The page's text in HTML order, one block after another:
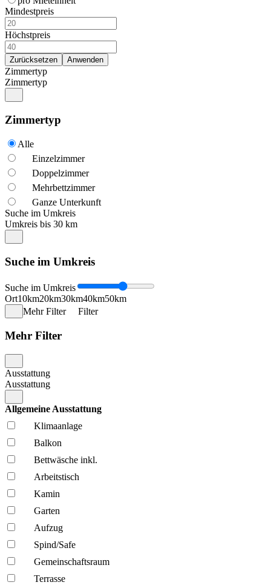
Mindestpreis
Höchstpreis
Zimmertyp
Zimmertyp
Zimmertyp
Alle
Einzelzimmer
Doppelzimmer
Mehrbettzimmer
Ganze Unterkunft
Suche im Umkreis
Umkreis bis 30 km
Suche im Umkreis
Suche im Umkreis
Ort10km20km30km40km50km
Mehr Filter
Filter
Mehr Filter
Ausstattung
Ausstattung
Allgemeine Ausstattung
Klima­anlage
Balkon
Bettwäsche inkl.
Arbeitstisch
Kamin
Garten
Aufzug
Spind/Safe
Gemeinschafts­raum
Terrasse